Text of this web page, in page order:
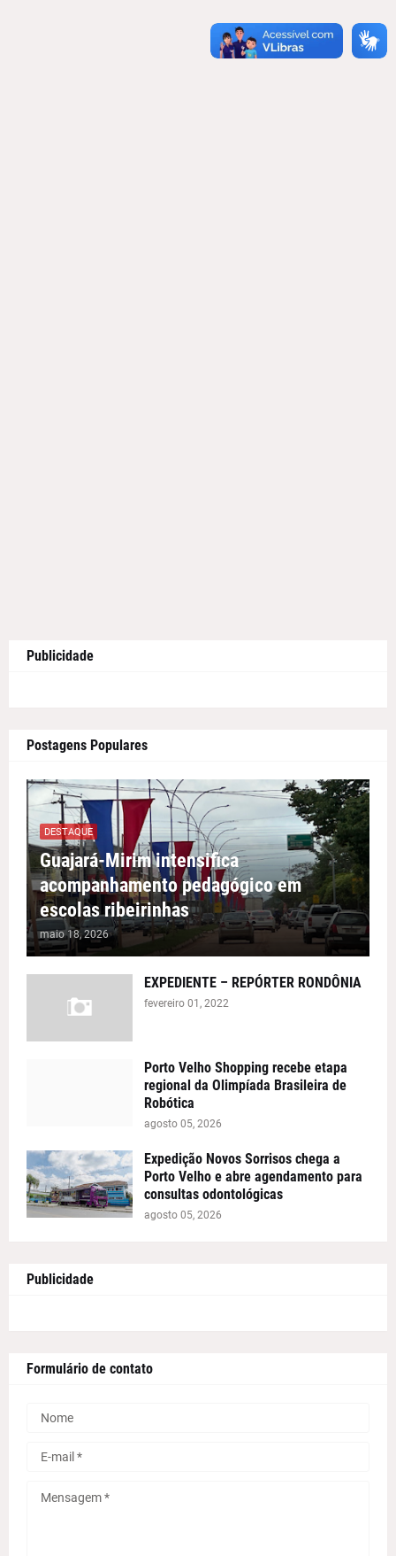
Publicidade
Postagens Populares
DESTAQUE
Guajará-Mirim intensifica
acompanhamento pedagógico em
escolas ribeirinhas
maio 18, 2026
EXPEDIENTE – REPÓRTER RONDÔNIA
fevereiro 01, 2022
Porto Velho Shopping recebe etapa
regional da Olimpíada Brasileira de
Robótica
agosto 05, 2026
Expedição Novos Sorrisos chega a
Porto Velho e abre agendamento para
consultas odontológicas
agosto 05, 2026
Publicidade
Formulário de contato